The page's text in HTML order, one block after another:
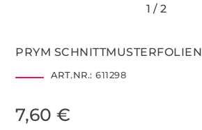
PRYM SCHNITTMUSTERFOLIEN
ART.NR.: 611298
7,60 €